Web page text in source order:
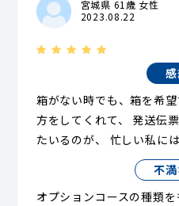
宮城県 61歳 女性
2023.08.22
箱がない時でも、箱を希
方をしてくれて、 発送伝
たいるのが、 忙しい私に
不
オプションコースの種類